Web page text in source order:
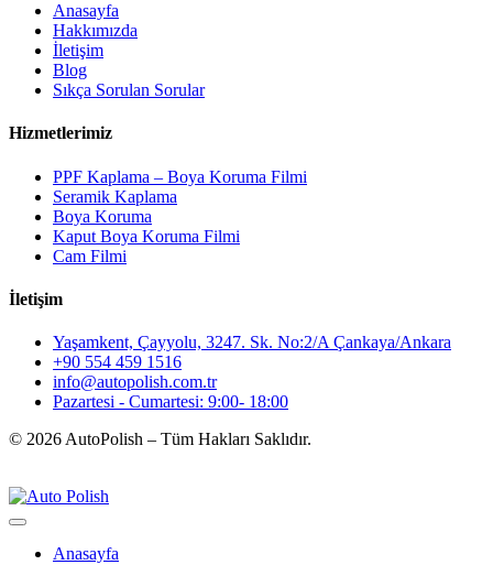
Anasayfa
Hakkımızda
İletişim
Blog
Sıkça Sorulan Sorular
Hizmetlerimiz
PPF Kaplama – Boya Koruma Filmi
Seramik Kaplama
Boya Koruma
Kaput Boya Koruma Filmi
Cam Filmi
İletişim
Yaşamkent, Çayyolu, 3247. Sk. No:2/A Çankaya/Ankara
+90 554 459 1516
info@autopolish.com.tr
Pazartesi - Cumartesi: 9:00- 18:00
© 2026 AutoPolish – Tüm Hakları Saklıdır.
Anasayfa